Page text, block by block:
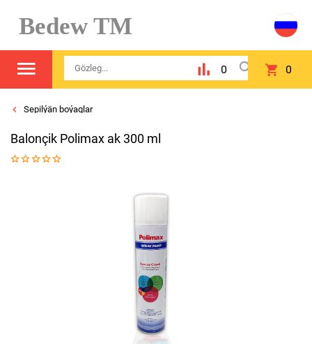
Bedew TM
0 0
Sepilýän boýaglar
Balonçik Polimax ak 300 ml